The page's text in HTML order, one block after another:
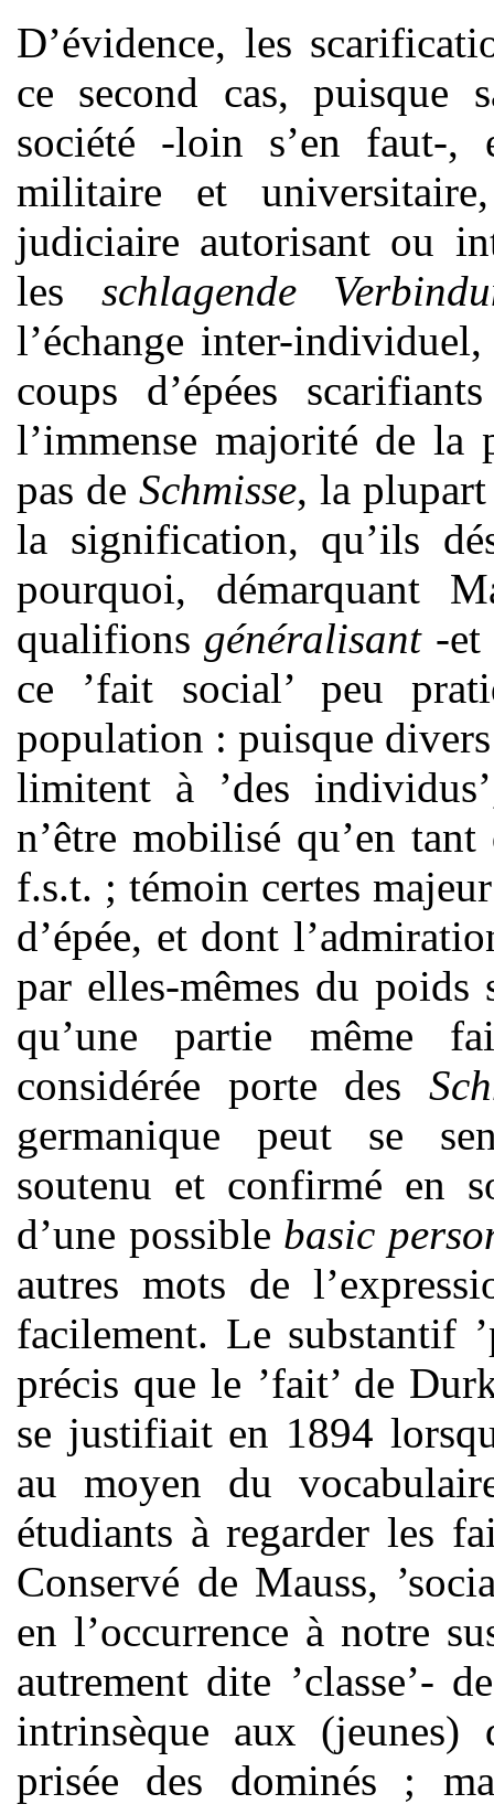
D’évidence, les
ce second cas, puisque
société -loin s’en faut-,
militaire et
judiciaire autorisant ou
les schlagende
l’échange inter-
coups d’épées
l’immense majorité de la
pas de Schmisse, la plupart
la signification, qu’ils
pourquoi, démarquant
qualifions généralisant-et
ce ’fait social’ peu
population : puisque divers
limitent à ’des
n’être mobilisé qu’en
f.s.t. ; témoin certes
d’épée, et dont
par elles-mêmes du
qu’une partie même
considérée porte des
germanique peut se
soutenu et confirmé en
d’une possible basic
autres mots de
facilement. Le substantif
précis que le ’fait’ de
se justifiait en 1894
au moyen du
étudiants à regarder les
Conservé de Mauss,
en l’occurrence à notre
autrement dite ’classe’-
intrinsèque aux (jeunes)
prisée des dominés ;